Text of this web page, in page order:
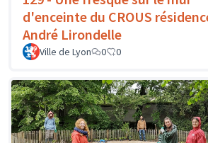
d'enceinte du CROUS
André Lirondelle
Ville de Lyon 0 0